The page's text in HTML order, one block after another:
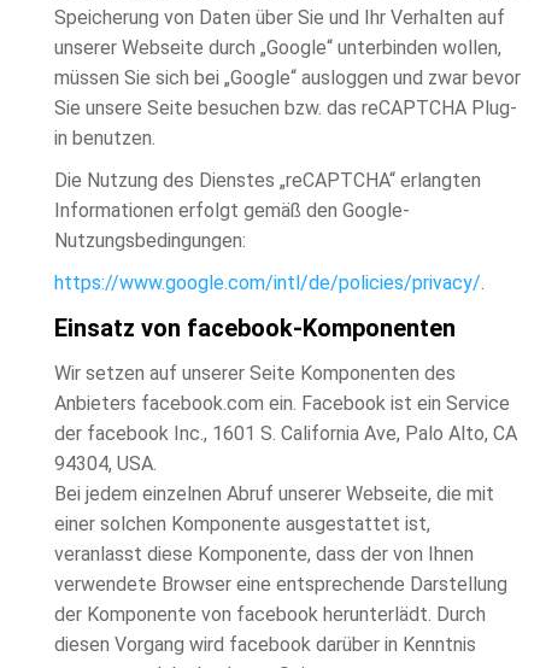
Speicherung von Daten über Sie und Ihr Verhalten auf
unserer Webseite durch „Google“ unterbinden wollen,
müssen Sie sich bei „Google“ ausloggen und zwar bevor
Sie unsere Seite besuchen bzw. das reCAPTCHA Plug-
in benutzen.
Die Nutzung des Dienstes „reCAPTCHA“ erlangten
Informationen erfolgt gemäß den Google-
Nutzungsbedingungen:
https://www.google.com/intl/de/policies/privacy/.
Einsatz von facebook-Komponenten
Wir setzen auf unserer Seite Komponenten des
Anbieters facebook.com ein. Facebook ist ein Service
der facebook Inc., 1601 S. California Ave, Palo Alto, CA
94304, USA.
Bei jedem einzelnen Abruf unserer Webseite, die mit
einer solchen Komponente ausgestattet ist,
veranlasst diese Komponente, dass der von Ihnen
verwendete Browser eine entsprechende Darstellung
der Komponente von facebook herunterlädt. Durch
diesen Vorgang wird facebook darüber in Kenntnis